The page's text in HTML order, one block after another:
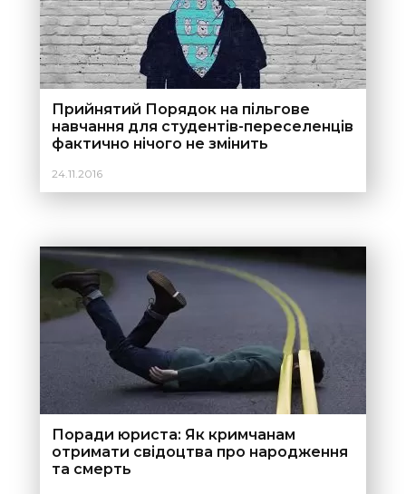
Прийнятий Порядок на пільгове
навчання для студентів-переселенців
фактично нічого не змінить
24.11.2016
Поради юриста: Як кримчанам
отримати свідоцтва про народження
та смерть